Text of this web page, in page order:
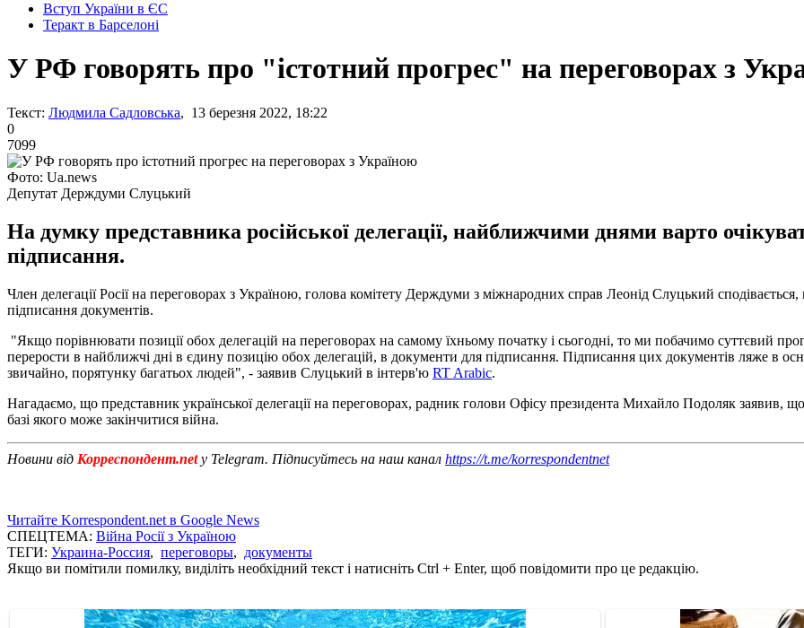
Вступ України в ЄС
Теракт в Барселоні
У РФ говорять про "істотний прогрес" на переговорах з
Текст: Людмила Садловська, 13 березня 2022, 18:22
0
7099
Фото: Ua.news
Депутат Держдуми Слуцький
На думку представника російської делегації, найближчими днями варто
підписання.
Член делегації Росії на переговорах з Україною, голова комітету Держдуми з міжнародних справ Леонід Слуцький
підписання документів.
"Якщо порівнювати позиції обох делегацій на переговорах на самому їхньому початку і сьогодні, то ми побачимо суттєвий
перерости в найближчі дні в єдину позицію обох делегацій, в документи для підписання. Підписання цих документів ляже в
звичайно, порятунку багатьох людей", - заявив Слуцький в інтерв'ю RT Arabic.
Нагадаємо, що представник української делегації на переговорах, радник голови Офісу президента Михайло Подоляк заявив, що
базі якого може закінчитися війна.
Новини від Корреспондент.netу Telegram. Підписуйтесь на наш канал https://t.me/korrespondentnet
Читайте Korrespondent.net в Google News
СПЕЦТЕМА: Війна Росії з Україною
ТЕГИ: Украина-Россия, переговоры, документы
Якщо ви помітили помилку, виділіть необхідний текст і натисніть Ctrl + Enter, щоб повідомити про це редакцію.